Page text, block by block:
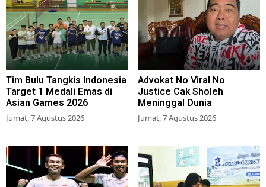
Tim Bulu Tangkis Indonesia
Target 1 Medali Emas di
Asian Games 2026
Jumat, 7 Agustus 2026
Advokat No Viral No
Justice Cak Sholeh
Meninggal Dunia
Jumat, 7 Agustus 2026